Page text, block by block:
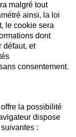
malgré tout
ainsi, la loi
le cookie sera
dont
défaut, et
consentement.
la possibilité
dispose
: